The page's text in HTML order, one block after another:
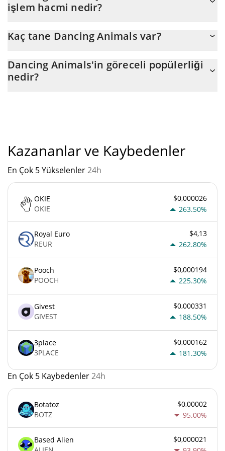
değişikliktir.
işlem hacmi nedir?
Kaç tane Dancing Animals var?
1.000.000.000 miktarıyla birlikte $ 1.000.000.000.
Dancing Animals'in göreceli popülerliği
nedir?
Kazananlar ve Kaybedenler
En Çok 5 Yükselenler24h
OKIE
OKIE
$0,000026
263.50%
Royal Euro
REUR
$4,13
262.80%
Pooch
POOCH
$0,000194
225.30%
Givest
GIVEST
$0,000331
188.50%
3place
3PLACE
$0,000162
181.30%
En Çok 5 Kaybedenler24h
Botatoz
BOTZ
$0,00002
95.00%
Based Alien
$0,000021